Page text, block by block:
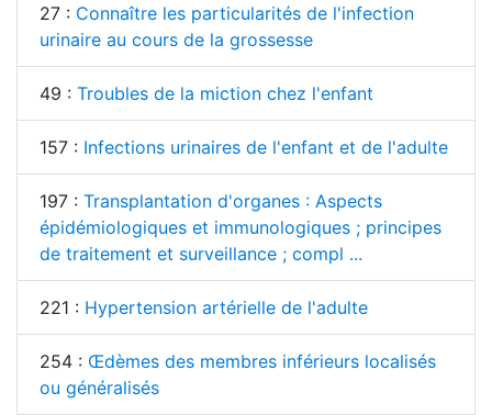
27 : Connaître les particularités de l'infection
urinaire au cours de la grossesse
49 : Troubles de la miction chez l'enfant
157 : Infections urinaires de l'enfant et de l'adulte
197 : Transplantation d'organes : Aspects
épidémiologiques et immunologiques ; principes
de traitement et surveillance ; compl ...
221 : Hypertension artérielle de l'adulte
254 : Œdèmes des membres inférieurs localisés
ou généralisés